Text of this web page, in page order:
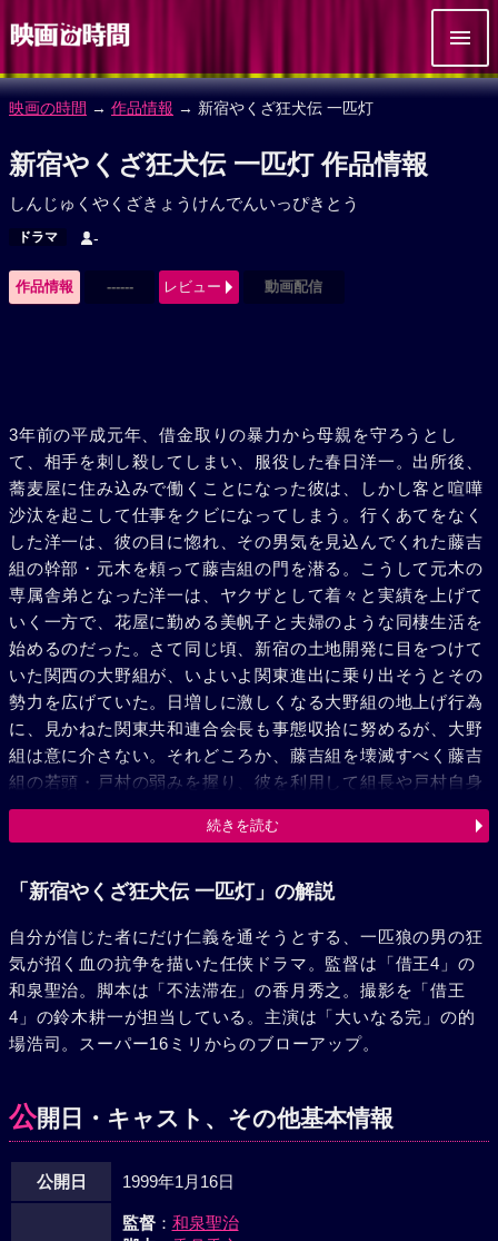
映画の時間 → 作品情報 → 新宿やくざ狂犬伝 一匹灯
新宿やくざ狂犬伝 一匹灯 作品情報
しんじゅくやくざきょうけんでんいっぴきとう
ドラマ -
作品情報 ------ レビュー 動画配信
3年前の平成元年、借金取りの暴力から母親を守ろうとし
て、相手を刺し殺してしまい、服役した春日洋一。出所後、
蕎麦屋に住み込みで働くことになった彼は、しかし客と喧嘩
沙汰を起こして仕事をクビになってしまう。行くあてをなく
した洋一は、彼の目に惚れ、その男気を見込んでくれた藤吉
組の幹部・元木を頼って藤吉組の門を潜る。こうして元木の
専属舎弟となった洋一は、ヤクザとして着々と実績を上げて
いく一方で、花屋に勤める美帆子と夫婦のような同棲生活を
始めるのだった。さて同じ頃、新宿の土地開発に目をつけて
いた関西の大野組が、いよいよ関東進出に乗り出そうとその
勢力を広げていた。日増しに激しくなる大野組の地上げ行為
に、見かねた関東共和連合会長も事態収拾に努めるが、大野
組は意に介さない。それどころか、藤吉組を壊滅すべく藤吉
組の若頭・戸村の弱みを握り、彼を利用して組長や戸村自身
を血祭りにあげていくのだった。そんな大野組の卑劣なやり
方に、ひとり牙を剥く洋一。彼は、美帆子との別れを決心す
野組に乗り込み組長を射殺してみせる。しかし、彼のこれ以
ことを恐れた元木は、洋一を暫く外国に逃がそうと、彼を船
に乗せた…。
続きを読む
「新宿やくざ狂犬伝 一匹灯」の解説
自分が信じた者にだけ仁義を通そうとする、一匹狼の男の狂
気が招く血の抗争を描いた任侠ドラマ。監督は「借王4」の
和泉聖治。脚本は「不法滞在」の香月秀之。撮影を「借王
4」の鈴木耕一が担当している。主演は「大いなる完」の的
場浩司。スーパー16ミリからのブローアップ。
公開日・キャスト、その他基本情報
公開日 1999年1月16日
監督： 和泉聖治